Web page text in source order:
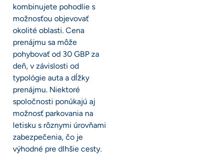
kombinujete pohodlie s
možnosťou objevovať
okolité oblasti. Cena
prenájmu sa môže
pohybovať od 30 GBP za
deň, v závislosti od
typológie auta a dĺžky
prenájmu. Niektoré
spoločnosti ponúkajú aj
možnosť parkovania na
letisku s rôznymi úrovňami
zabezpečenia, čo je
výhodné pre dlhšie cesty.